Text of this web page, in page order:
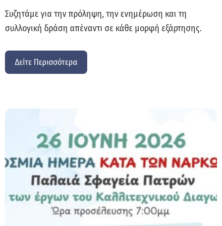
Συζητάμε για την πρόληψη, την ενημέρωση και τη
συλλογική δράση απέναντι σε κάθε μορφή εξάρτησης.
Δείτε Περισσότερα